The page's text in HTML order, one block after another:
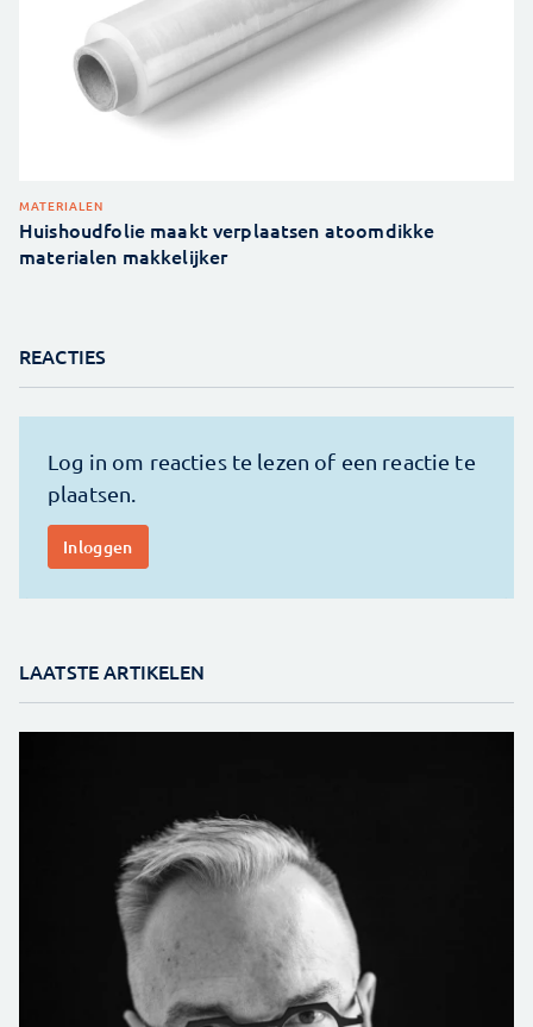
MATERIALEN
Huishoudfolie maakt verplaatsen atoomdikke
materialen makkelijker
REACTIES
LAATSTE ARTIKELEN